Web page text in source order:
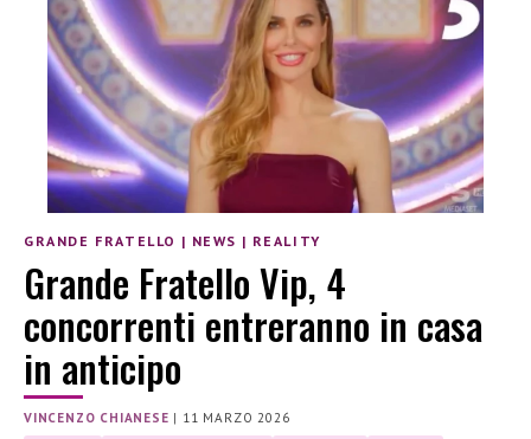
GRANDE FRATELLO | NEWS | REALITY
Grande Fratello Vip, 4
concorrenti entreranno in casa
in anticipo
VINCENZO CHIANESE | 11 MARZO 2026